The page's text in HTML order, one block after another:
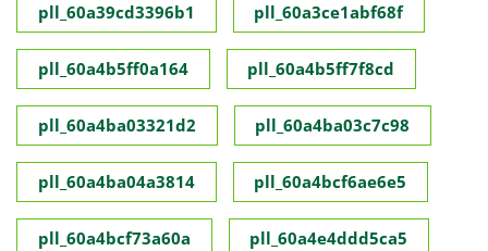
pll_60a39cd3396b1 pll_60a3ce1abf68f
pll_60a4b5ff0a164 pll_60a4b5ff7f8cd
pll_60a4ba03321d2 pll_60a4ba03c7c98
pll_60a4ba04a3814 pll_60a4bcf6ae6e5
pll_60a4bcf73a60a pll_60a4e4ddd5ca5